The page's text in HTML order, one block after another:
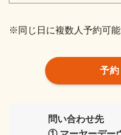
※同じ日に複数人予約可能
予約
問い合わせ先